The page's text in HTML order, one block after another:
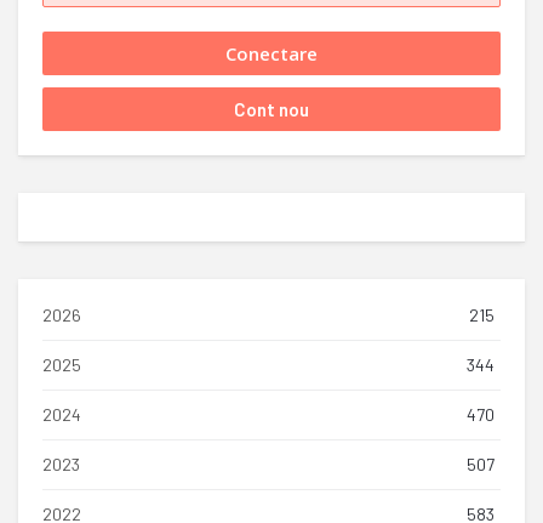
2026 215
2025 344
2024 470
2023 507
2022 583